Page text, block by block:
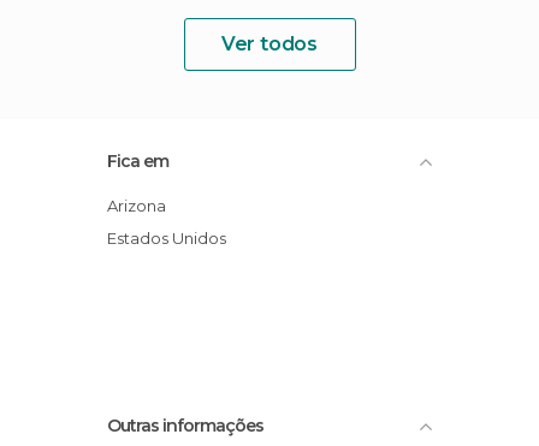
Ver todos
Fica em
Arizona
Estados Unidos
Outras informações